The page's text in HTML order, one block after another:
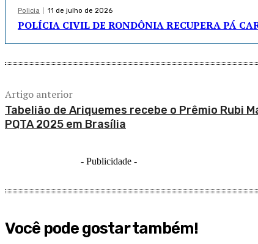
Policia 11 de julho de 2026
POLÍCIA CIVIL DE RONDÔNIA RECUPERA PÁ
Artigo anterior
Tabelião de Ariquemes recebe o Prêmio Rubi
PQTA 2025 em Brasília
- Publicidade -
Você pode gostar também!